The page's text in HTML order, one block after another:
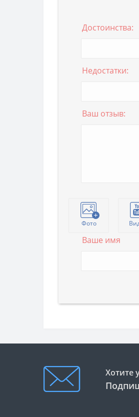
Достоинства:
Недостатки:
Ваш отзыв:
Фото
Ваше имя
Хотите